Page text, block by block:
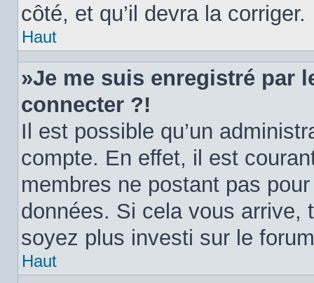
côté, et qu’il devra la corriger.
Haut
»Je me suis enregistré par
connecter ?!
Il est possible qu’un
compte. En effet, il est
membres ne postant pas
données. Si cela vous arrive,
soyez plus investi sur le
Haut